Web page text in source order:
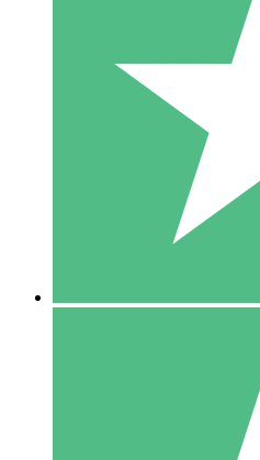
Individuelle
Zahlen Sie nach Bedarf mit
monatliche
10
20